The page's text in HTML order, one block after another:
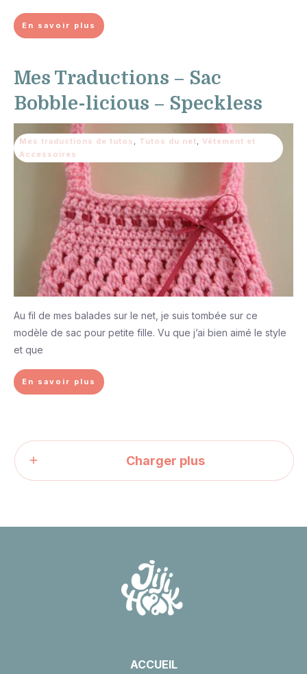
En savoir plus
Mes Traductions – Sac
Bobble-licious – Speckless
Mes traductions de tutos Tutos du net
Vêtement et
Accessoires
Au fil de mes balades sur le net, je suis tombée sur ce
modèle de sac pour petite fille. Vu que j’ai bien aimé le style
et que
En savoir plus
Charger plus
ACCUEIL